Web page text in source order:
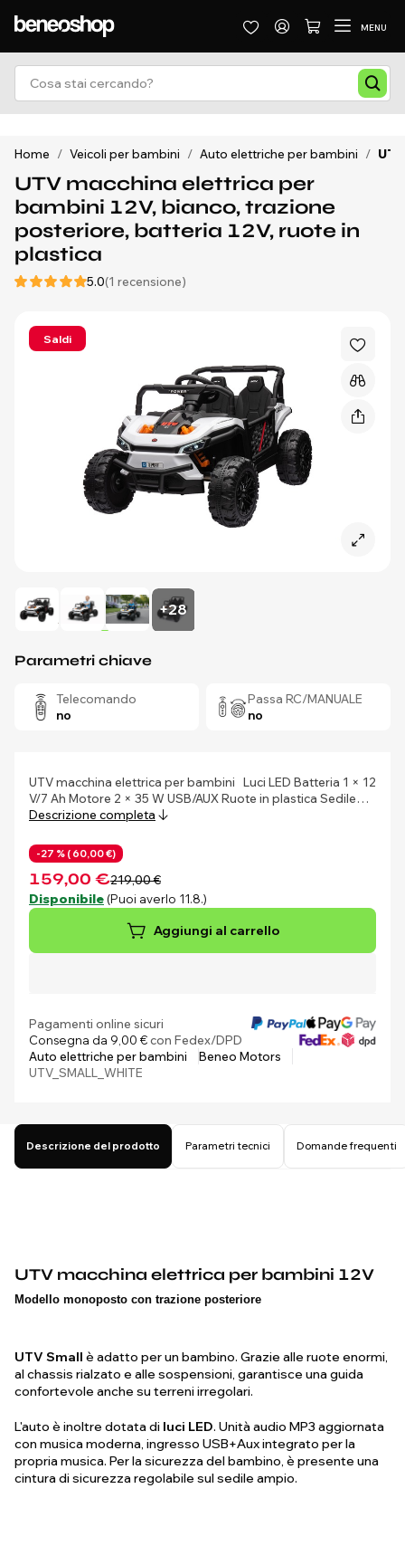
MENU
Home / Veicoli per bambini / Auto elettriche per bambini /
UTV macchina elettrica per
bambini 12V, bianco, trazione
posteriore, batteria 12V, ruote in
plastica
5.0(1 recensione)
Saldi
+28
Parametri chiave
Telecomando
no
Passa RC/MANUALE
no
UTV macchina elettrica per bambini
Luci LED Batteria 1 × 12
V/7 Ah Motore 2 × 35 W USB/AUX Ruote in plastica Sedile…
Descrizione completa
-27 % ( 60,00 €)
159,00 €219,00 €
Disponibile (Puoi averlo 11.8.)
Aggiungi al carrello
Pagamenti online sicuri
Consegna da 9,00 €con Fedex/DPD
Auto elettriche per bambini
Beneo Motors
UTV_SMALL_WHITE
Descrizione del prodotto Parametri tecnici Domande frequenti
UTV macchina elettrica per bambini 12V
Modello monoposto con trazione posteriore
UTV Small è adatto per un bambino. Grazie alle ruote enormi,
al chassis rialzato e alle sospensioni, garantisce una guida
confortevole anche su terreni irregolari.
L'auto è inoltre dotata di luci LED. Unità audio MP3 aggiornata
con musica moderna, ingresso USB+Aux integrato per la
propria musica. Per la sicurezza del bambino, è presente una
cintura di sicurezza regolabile sul sedile ampio.